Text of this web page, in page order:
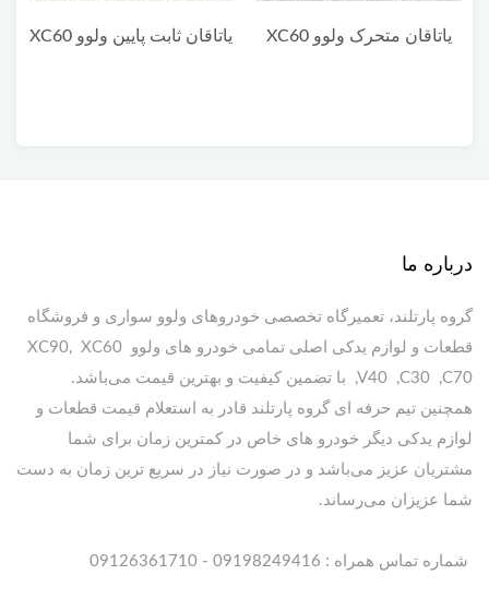
یاتاقان متحرک ولوو XC60 یاتاقان ثابت پایین ولوو XC60
درباره ما
گروه پارتلند، تعمیرگاه تخصصی خودروهای ولوو سواری و فروشگاه
قطعات و لوازم یدکی اصلی تمامی خودرو های ولوو XC90, XC60
,V40 ,C30 ,C70 با تضمین کیفیت و بهترین قیمت می‌باشد.
همچنین تیم حرفه ای گروه پارتلند قادر به استعلام قیمت قطعات و
لوازم یدکی دیگر خودرو های خاص در کمترین زمان برای شما
مشتریان عزیز می‌باشد و در صورت نیاز در سریع ترین زمان به دست
شما عزیزان می‌رساند.
شماره تماس همراه : 09198249416 - 09126361710